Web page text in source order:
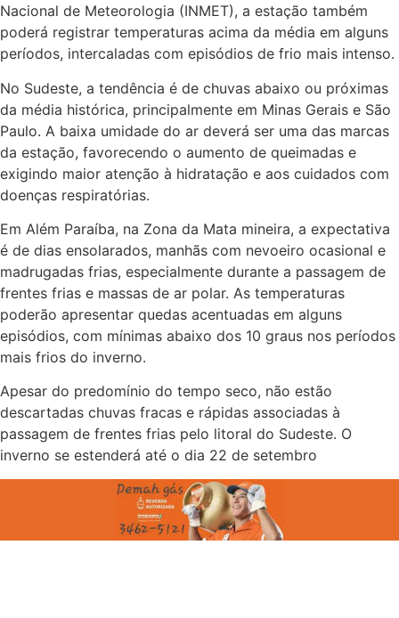
Nacional de Meteorologia (INMET), a estação também
poderá registrar temperaturas acima da média em alguns
períodos, intercaladas com episódios de frio mais intenso.
No Sudeste, a tendência é de chuvas abaixo ou próximas
da média histórica, principalmente em Minas Gerais e São
Paulo. A baixa umidade do ar deverá ser uma das marcas
da estação, favorecendo o aumento de queimadas e
exigindo maior atenção à hidratação e aos cuidados com
doenças respiratórias.
Em Além Paraíba, na Zona da Mata mineira, a expectativa
é de dias ensolarados, manhãs com nevoeiro ocasional e
madrugadas frias, especialmente durante a passagem de
frentes frias e massas de ar polar. As temperaturas
poderão apresentar quedas acentuadas em alguns
episódios, com mínimas abaixo dos 10 graus nos períodos
mais frios do inverno.
Apesar do predomínio do tempo seco, não estão
descartadas chuvas fracas e rápidas associadas à
passagem de frentes frias pelo litoral do Sudeste. O
inverno se estenderá até o dia 22 de setembro